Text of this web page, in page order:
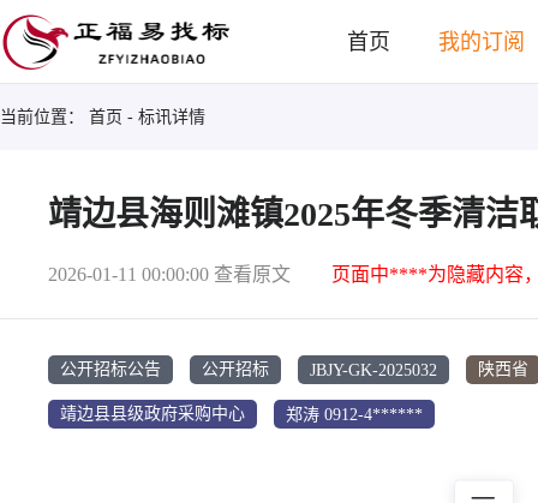
首页 我的订阅
当前位置： 首页 - 标讯详情
靖边县海则滩镇2025年冬季清
2026-01-11 00:00:00 查看原文 页面中****为隐藏内容
公开招标公告 公开招标 JBJY-GK-2025032 陕西省
靖边县县级政府采购中心 郑涛 0912-4******